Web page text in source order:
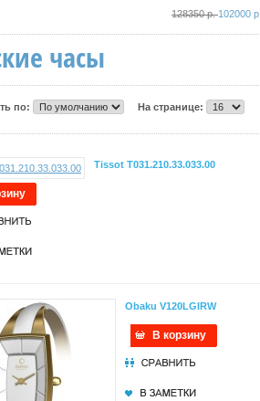
128350 р.102000 р.
часы
по: На странице:
Tissot T031.210.33.033.00
Obaku V120LGIRW
В корзину